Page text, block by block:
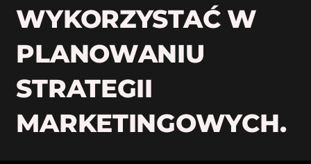
WYKORZYSTAĆ W
PLANOWANIU
STRATEGII
MARKETINGOWYCH.